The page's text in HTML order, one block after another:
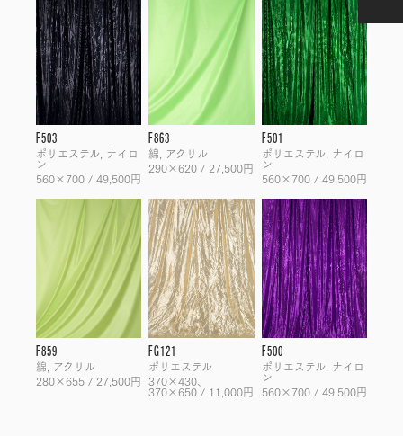
F503
ポリエステル, ナイロ
ン
560×700 / 49,500円
F863
綿, アクリル
290×620 / 27,500円
F501
ポリエステル, ナイロ
ン
560×700 / 49,500円
F859
綿, アクリル
280×655 / 27,500円
FG121
ポリエステル
370×430、
370×650 / 11,000円
F500
ポリエステル, ナイロ
ン
560×700 / 49,500円